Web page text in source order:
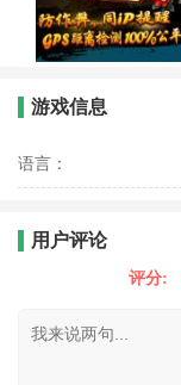
游戏信息
语言：
用户评论
评分: